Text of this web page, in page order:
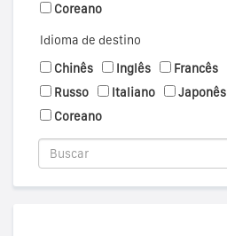
Coreano
Idioma de destino
Chinês
Inglês Francês
Russo
Italiano Japonês
Coreano